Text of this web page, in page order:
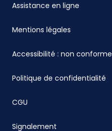
Assistance en ligne
Mentions légales
Accessibilité : non conforme
Politique de confidentialité
CGU
Signalement